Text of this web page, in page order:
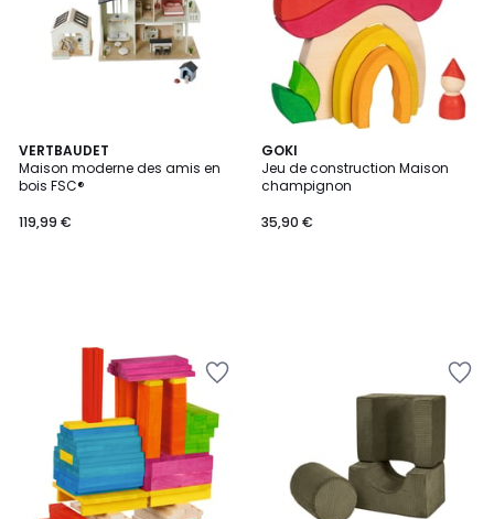
VERTBAUDET
Maison moderne des amis en
bois FSC®
119,99 €
GOKI
Jeu de construction Maison
champignon
35,90 €